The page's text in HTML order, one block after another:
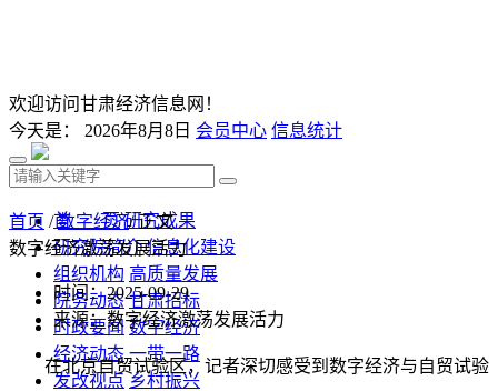
欢迎访问甘肃经济信息网！
今天是： 2026年8月8日 会员中心 信息统计
首 页 研究成果
研究院简介 信息化建设
组织机构 高质量发展
院务动态 甘肃招标
时政要闻 数字经济
经济动态 一带一路
发改视点 乡村振兴
首页 /数字经济/ 正文
数字经济激荡发展活力
时间：2025-09-29
来源：数字经济激荡发展活力
在北京自贸试验区，记者深切感受到数字经济与自贸试验